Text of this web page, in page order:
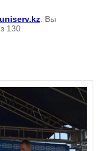
uniserv.kz . Вы
130